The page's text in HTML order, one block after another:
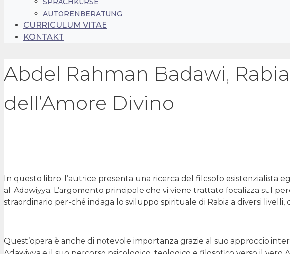
SPRACHKURSE
AUTORENBERATUNG
CURRICULUM VITAE
KONTAKT
Abdel Rahman Badawi,
dell’Amore Divino
In questo libro, l’autrice presenta una ricerca del filosofo esistenzialista
al-Adawiyya. L’argomento principale che vi viene trattato focalizza sul
straordinario per-ché indaga lo sviluppo spirituale di Rabia a diversi
Quest’opera è anche di notevole importanza grazie al suo approccio